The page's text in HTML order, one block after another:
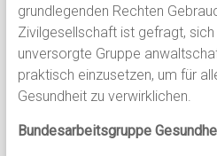
grundlegenden Rechten
Zivilgesellschaft ist gefragt,
unversorgte Gruppe
praktisch einzusetzen, um für
Gesundheit zu verwirklichen.
Bundesarbeitsgruppe